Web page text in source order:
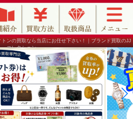
ンの買取なら当店にお任せ下さい！｜ブランド買取のJJ
コレクション